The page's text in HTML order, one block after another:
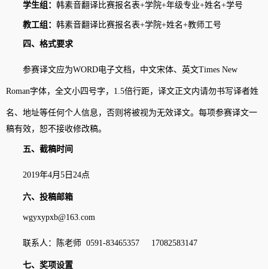
学生组： 韩素音翻译比赛报名表+学院+年级专业+姓名+学号
教工组： 韩素音翻译比赛报名表+学院+姓名+教师工号
四、格式要求
参赛译文应为WORD电子文档，中文宋体、英文Times New
Roman字体，全文小四号字， 1.5倍行距，译文正文内请勿书写译者姓
名、地址等任何个人信息，否则将被视为无效译文。 每项参赛译文一
稿有效， 恕不接收修改稿。
五、截稿时间
2019年4月 5 日 24点
六、投稿邮箱
wgyxypxb@163.com
联系人：陈老师 0591-83465357 17082583147
七、奖项设置